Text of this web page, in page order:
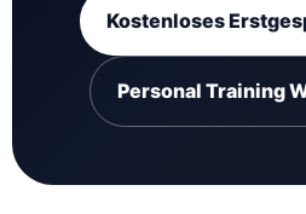
Kostenloses
Personal Training